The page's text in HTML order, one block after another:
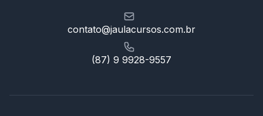
contato@jaulacursos.com.br
(87) 9 9928-9557